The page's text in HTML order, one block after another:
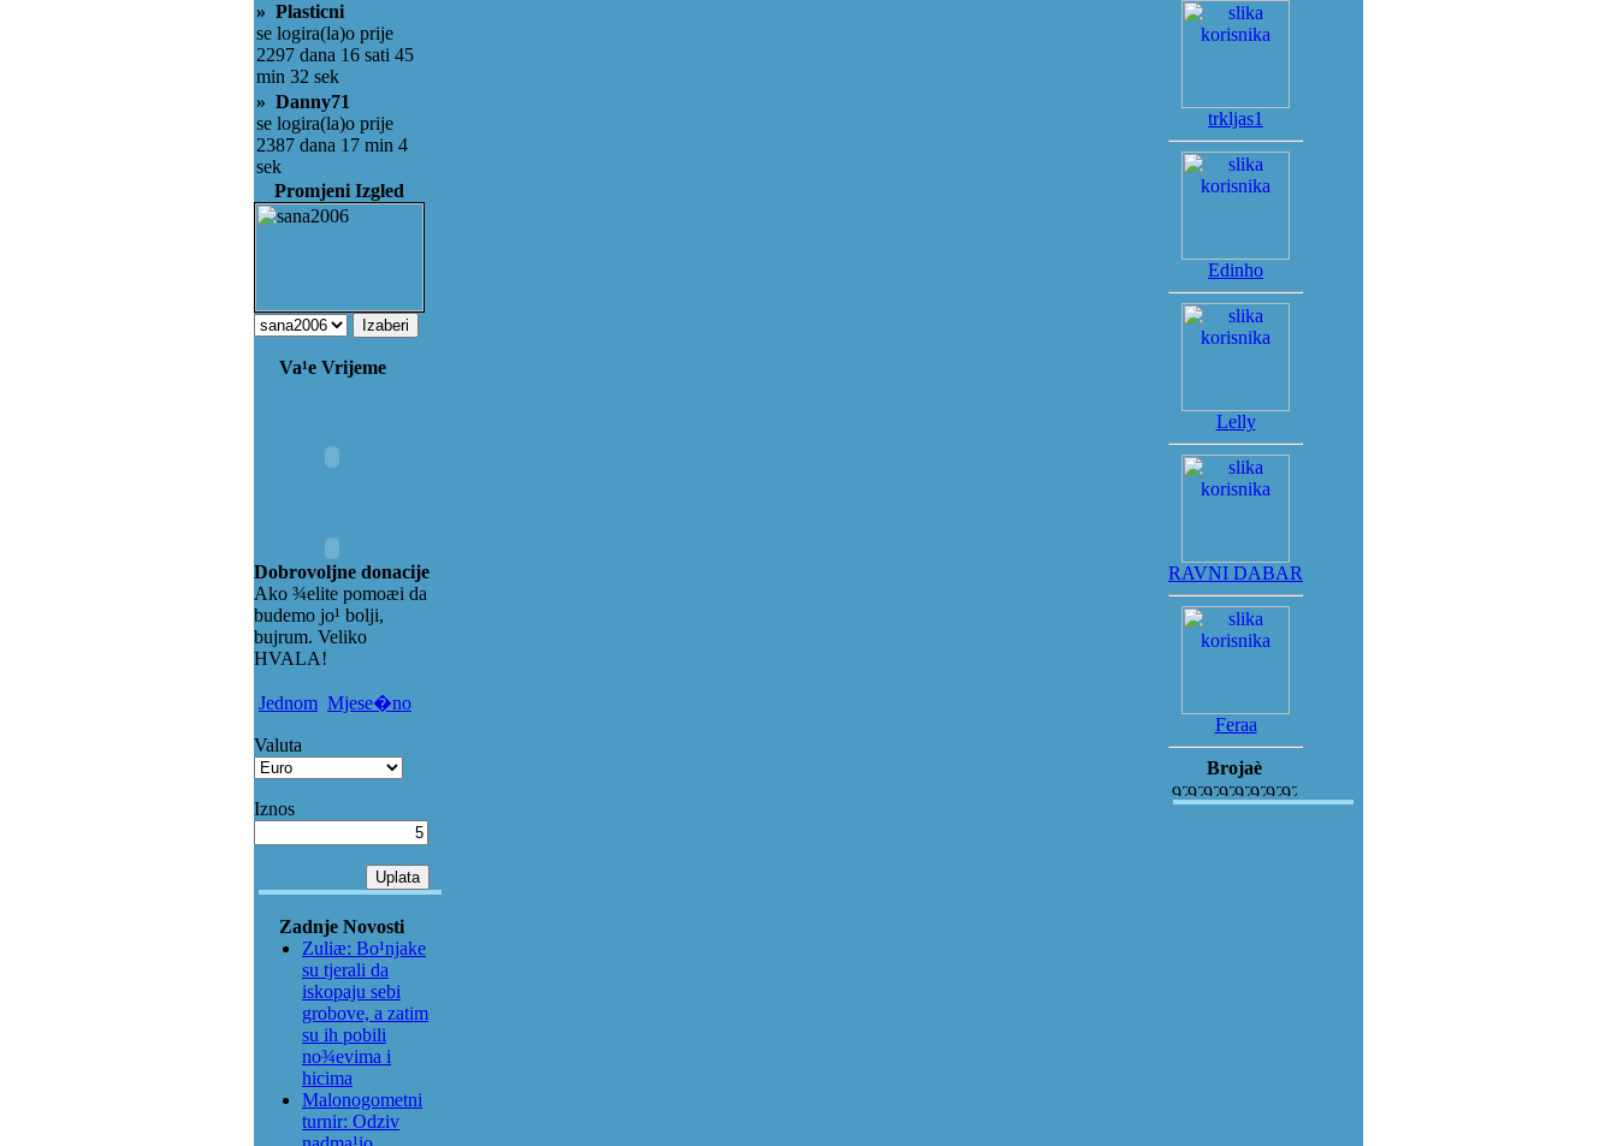
» Plasticni
se logira(la)o prije
2297 dana 16 sati 45
min 32 sek
» Danny71
se logira(la)o prije
2387 dana 17 min 4
sek
Promjeni Izgled
Va¹e Vrijeme
Dobrovoljne donacije
Ako ¾elite pomoæi da
budemo jo¹ bolji,
bujrum. Veliko
HVALA!
Jednom Mjese�no
Valuta
Iznos
Zadnje Novosti
Zuliæ: Bo¹njake
su tjerali da
iskopaju sebi
grobove, a zatim
su ih pobili
no¾evima i
hicima
Malonogometni
turnir: Odziv
trkljas1
Edinho
Lelly
RAVNI DABAR
Feraa
Brojaè